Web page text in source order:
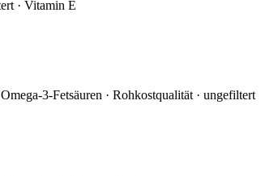
· Vitamin E
3-Fetsäuren · Rohkostqualität · ungefiltert